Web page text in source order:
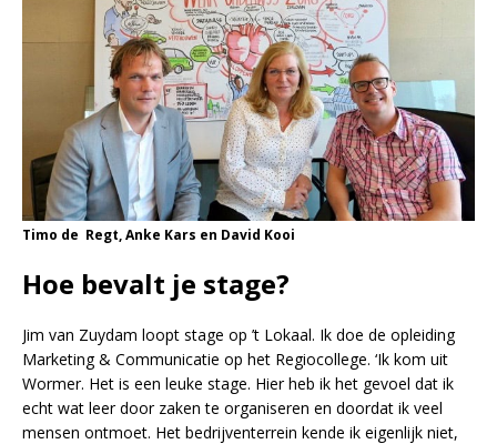
Timo de Regt, Anke Kars en David Kooi
Hoe bevalt je stage?
Jim van Zuydam loopt stage op ’t Lokaal. Ik doe de opleiding
Marketing & Communicatie op het Regiocollege. ‘Ik kom uit
Wormer. Het is een leuke stage. Hier heb ik het gevoel dat ik
echt wat leer door zaken te organiseren en doordat ik veel
mensen ontmoet. Het bedrijventerrein kende ik eigenlijk niet,